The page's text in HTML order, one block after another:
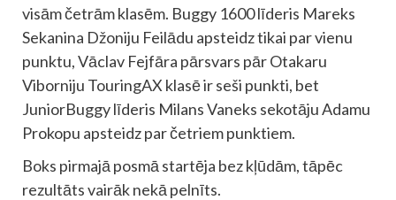
visām četrām klasēm. Buggy 1600 līderis Mareks
Sekanina Džoniju Feilādu apsteidz tikai par vienu
punktu, Vāclav Fejfāra pārsvars pār Otakaru
Viborniju TouringAX klasē ir seši punkti, bet
JuniorBuggy līderis Milans Vaneks sekotāju Adamu
Prokopu apsteidz par četriem punktiem.
Boks pirmajā posmā startēja bez kļūdām, tāpēc
rezultāts vairāk nekā pelnīts.